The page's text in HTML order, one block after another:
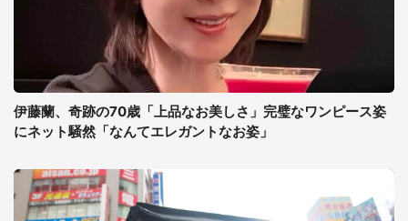
伊藤蘭、奇跡の70歳「上品なお美しさ」完璧なワンピース姿
にネット騒然「なんてエレガントなお姿」